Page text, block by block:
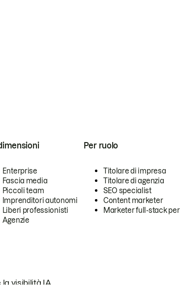
Enterprise
Fascia media
Piccoli team
Imprenditori autonomi
Liberi professionisti
Agenzie
Per ruolo
Titolare di impresa
Titolare di agenzia
SEO specialist
Content marketer
Marketer full-stack
visibilità IA.